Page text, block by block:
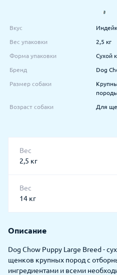
Вкус
Вес упаковки 2,5 кг
Форма упаковки Сухой
Бренд Dog
Размер собаки
Возраст собаки Для
Вес
2,5 кг
Вес
14 кг
Описание
Dog Chow Puppy Large Breed -
щенков крупных пород с
ингредиентами и всеми